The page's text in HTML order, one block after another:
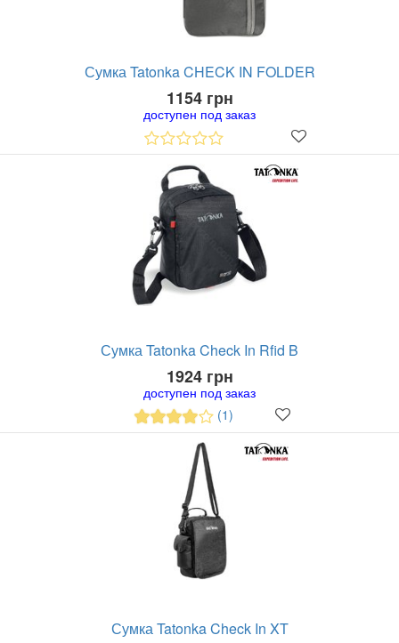
Сумка Tatonka CHECK IN FOLDER
1154 грн
доступен под заказ
Сумка Tatonka Check In Rfid B
1924 грн
доступен под заказ
(1)
Сумка Tatonka Check In XT